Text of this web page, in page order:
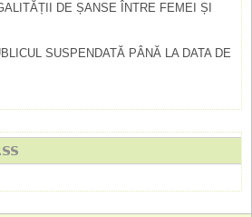
DE ȘANSE ÎNTRE FEMEI ȘI
SUSPENDATĂ PÂNĂ LA DATA DE